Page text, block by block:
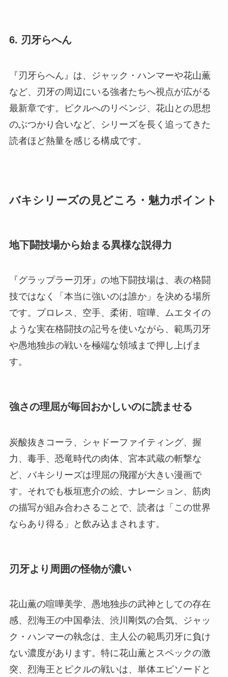
6. 刃牙らへん
『刃牙らへん』は、ジャック・ハンマーや花山薫
など、刃牙の周辺にいる強者たちへ視点が広がる
最新章です。ピクルへのリベンジ、花山との思想
のぶつかり合いなど、シリーズを長く追ってきた
読者ほど熱量を感じる構成です。
バキシリーズの見どころ・魅力ポイント
地下闘技場から始まる異様な説得力
『グラップラー刃牙』の地下闘技場は、表の格闘
技ではなく「本当に強いのは誰か」を決める場所
です。プロレス、空手、柔術、喧嘩、ムエタイの
ような実在格闘技の記号を使いながら、範馬刃牙
や愚地独歩の戦いを極端な領域まで押し上げま
す。
強さの理屈が毎回おかしいのに読ませる
炭酸抜きコーラ、シャドーファイティング、握
力、毒手、恐竜時代の肉体、宮本武蔵の斬撃な
ど、バキシリーズは理屈の飛躍が大きい漫画で
す。それでも板垣恵介の絵、ナレーション、筋肉
の描写が組み合わさることで、読者は「この世界
ならあり得る」と飲み込まされます。
刃牙より周囲の怪物が濃い
花山薫の喧嘩美学、愚地独歩の武神としての存在
感、烈海王の中国拳法、渋川剛気の合気、ジャッ
ク・ハンマーの執念は、主人公の範馬刃牙に負け
ない濃度があります。特に花山薫とスペックの激
突、烈海王とピクルの戦いは、単体エピソードと